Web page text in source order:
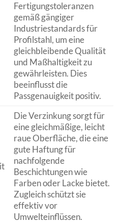
Fertigungstoleranzen
gemäß gängiger
Industriestandards für
Profilstahl, um eine
gleichbleibende Qualität
und Maßhaltigkeit zu
gewährleisten. Dies
beeinflusst die
Passgenauigkeit positiv.
Die Verzinkung sorgt für
eine gleichmäßige, leicht
raue Oberfläche, die eine
gute Haftung für
nachfolgende
Beschichtungen wie
Farben oder Lacke bietet.
Zugleich schützt sie
effektiv vor
Umwelteinflüssen.